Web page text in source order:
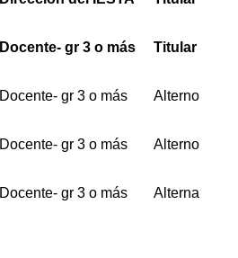
Docente- gr 3 o más Titular
Docente- gr 3 o más Alterno
Docente- gr 3 o más Alterno
Docente- gr 3 o más Alterna